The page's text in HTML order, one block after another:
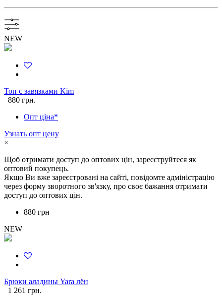
NEW
Топ с завязками Kim
880 грн.
Опт ціна*
Узнать опт цену
×
Щоб отримати доступ до оптових цін, зареєструйтеся як
оптовий покупець.
Якщо Ви вже зареєстровані на сайті, повідомте адміністрацію
через форму зворотного зв'язку, про своє бажання отримати
доступ до оптових цін.
880 грн
NEW
Брюки аладины Yara лён
1 261 грн.